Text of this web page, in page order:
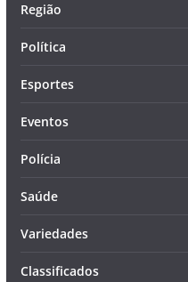
Região
Política
Esportes
Eventos
Polícia
Saúde
Variedades
Classificados